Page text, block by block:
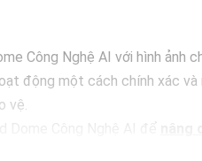
Công Nghệ AI với hình ảnh
động một cách chính xác
vệ.